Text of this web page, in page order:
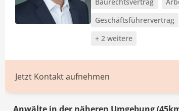
Geschäftsführervertrag
+ 2 weitere
Jetzt Kontakt aufnehmen